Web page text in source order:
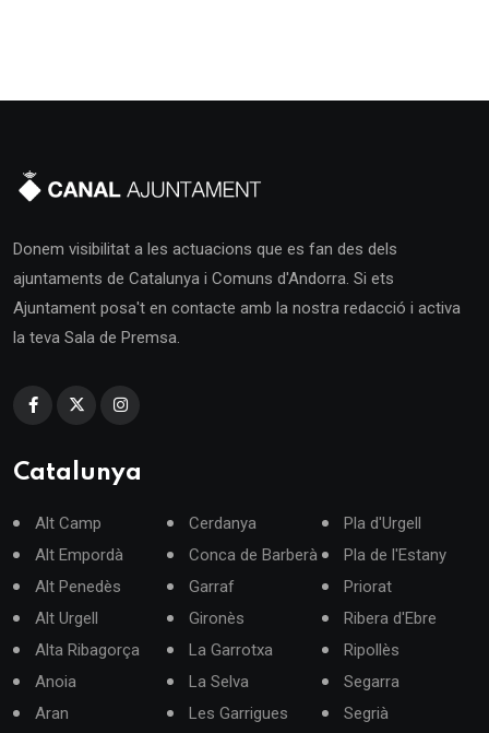
Donem visibilitat a les actuacions que es fan des dels
ajuntaments de Catalunya i Comuns d'Andorra. Si ets
Ajuntament posa't en contacte amb la nostra redacció i activa
la teva Sala de Premsa.
Catalunya
Alt Camp
Alt Empordà
Alt Penedès
Alt Urgell
Alta Ribagorça
Anoia
Aran
Cerdanya
Conca de Barberà
Garraf
Gironès
La Garrotxa
La Selva
Les Garrigues
Pla d'Urgell
Pla de l'Estany
Priorat
Ribera d'Ebre
Ripollès
Segarra
Segrià